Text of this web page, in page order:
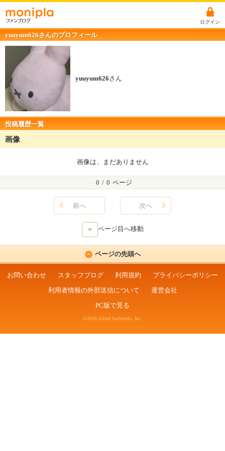
ログイン
yuuyum626さんのプロフィール
yuuyum626さん
投稿履歴一覧
画像
画像は、まだありません
0 / 0 ページ
前へ 次へ
ページ目へ移動
ページの先頭へ
お問い合わせ スタッフブログ 利用規約
プライバシーポリシー
利用者情報の外部送信について
運営会社
PC版で見る
©2026 Allied Architects, Inc.